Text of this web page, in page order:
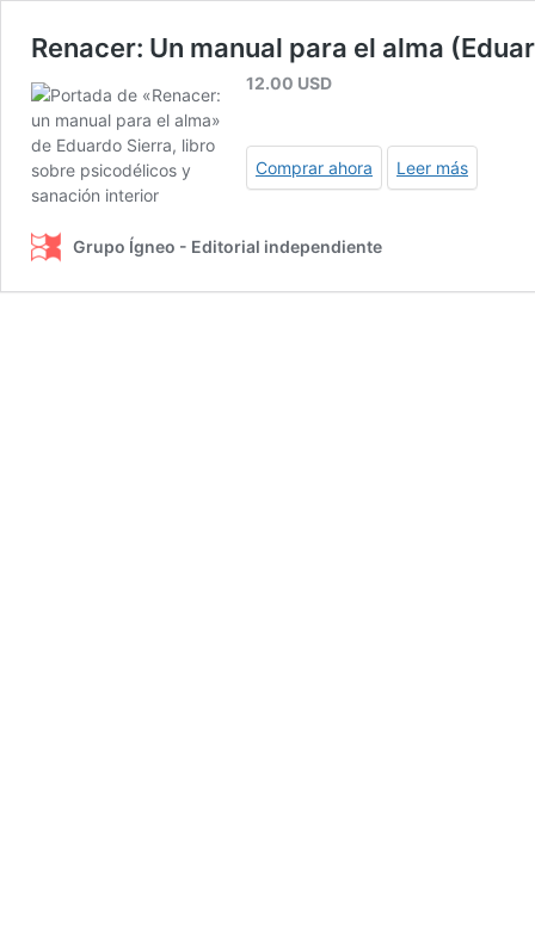
Renacer: Un manual para el alma
12.00 USD
Comprar ahora Leer más
Grupo Ígneo - Editorial independiente